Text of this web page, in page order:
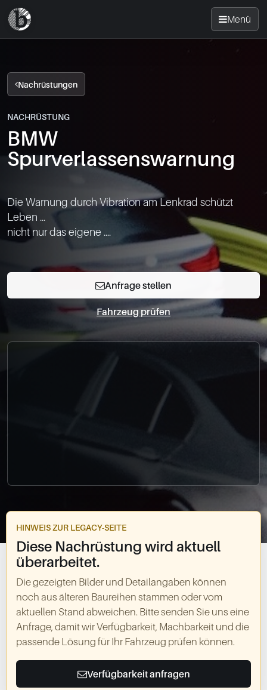
Menü
Nachrüsten
News
FAQ
Standorte
Kontakt
0049-861-900290
info@bimmer-manufaktur.de
Nachrüstungen
NACHRÜSTUNG
BMW
Spurverlassenswarnung
Die Warnung durch Vibration am Lenkrad schützt
Leben ...
nicht nur das eigene ....
Anfrage stellen
Fahrzeug prüfen
HINWEIS ZUR LEGACY-SEITE
Diese Nachrüstung wird aktuell
überarbeitet.
Die gezeigten Bilder und Detailangaben können
noch aus älteren Baureihen stammen oder vom
aktuellen Stand abweichen. Bitte senden Sie uns eine
Anfrage, damit wir Verfügbarkeit, Machbarkeit und die
passende Lösung für Ihr Fahrzeug prüfen können.
Verfügbarkeit anfragen